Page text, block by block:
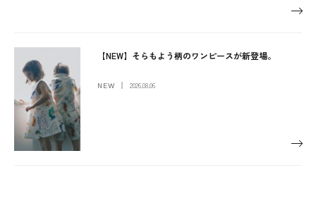
【NEW】そらもよう柄のワンピースが新登場。
NEW 2026.08.06